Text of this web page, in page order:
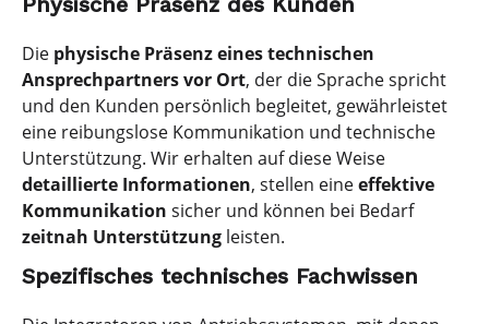
Die physische Präsenz eines technischen
Ansprechpartners vor Ort, der die Sprache spricht
und den Kunden persönlich begleitet, gewährleistet
eine reibungslose Kommunikation und technische
Unterstützung. Wir erhalten auf diese Weise
detaillierte Informationen, stellen eineeffektive
Kommunikation sicher und können bei Bedarf
zeitnah Unterstützung leisten.
Spezifisches technisches Fachwissen